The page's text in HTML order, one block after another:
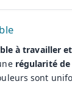
à travailler
régularité
sont